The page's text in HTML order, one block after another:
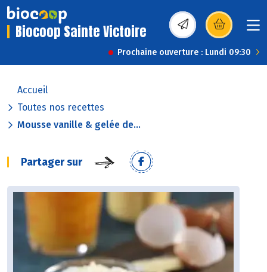
Biocoop Sainte Victoire (s’ouvre dans une
Prochaine ouverture : Lundi 09:30
Accueil
Toutes nos recettes
Mousse vanille & gelée de...
Partager sur